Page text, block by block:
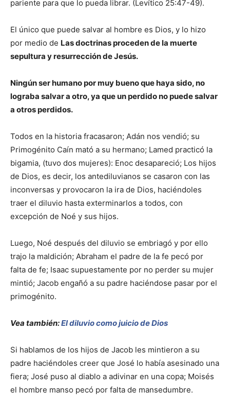
pariente para que lo pueda librar. (Levítico 25:47-49).
El único que puede salvar al hombre es Dios, y lo hizo
por medio de Las doctrinas proceden de la muerte
sepultura y resurrección de Jesús.
Ningún ser humano por muy bueno que haya sido, no
lograba salvar a otro, ya que un perdido no puede salvar
a otros perdidos.
Todos en la historia fracasaron; Adán nos vendió; su
Primogénito Caín mató a su hermano; Lamed practicó la
bigamia, (tuvo dos mujeres): Enoc desapareció; Los hijos
de Dios, es decir, los antediluvianos se casaron con las
inconversas y provocaron la ira de Dios, haciéndoles
traer el diluvio hasta exterminarlos a todos, con
excepción de Noé y sus hijos.
Luego, Noé después del diluvio se embriagó y por ello
trajo la maldición; Abraham el padre de la fe pecó por
falta de fe; Isaac supuestamente por no perder su mujer
mintió; Jacob engañó a su padre haciéndose pasar por el
primogénito.
Vea también:El diluvio como juicio de Dios
Si hablamos de los hijos de Jacob les mintieron a su
padre haciéndoles creer que José lo había asesinado una
fiera; José puso al diablo a adivinar en una copa; Moisés
el hombre manso pecó por falta de mansedumbre.